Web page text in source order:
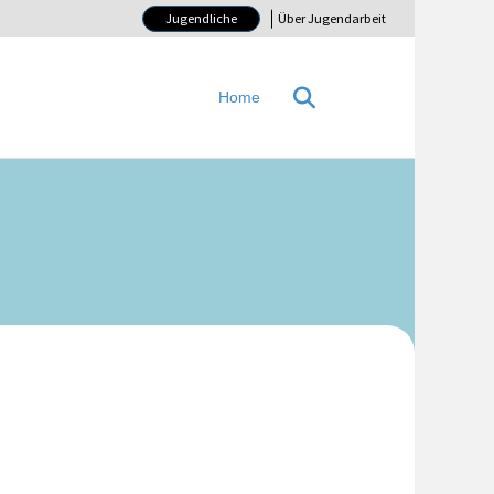
Jugendliche Über Jugendarbeit
Home